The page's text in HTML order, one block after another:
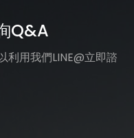
Q&A
利用我們LINE@立即諮